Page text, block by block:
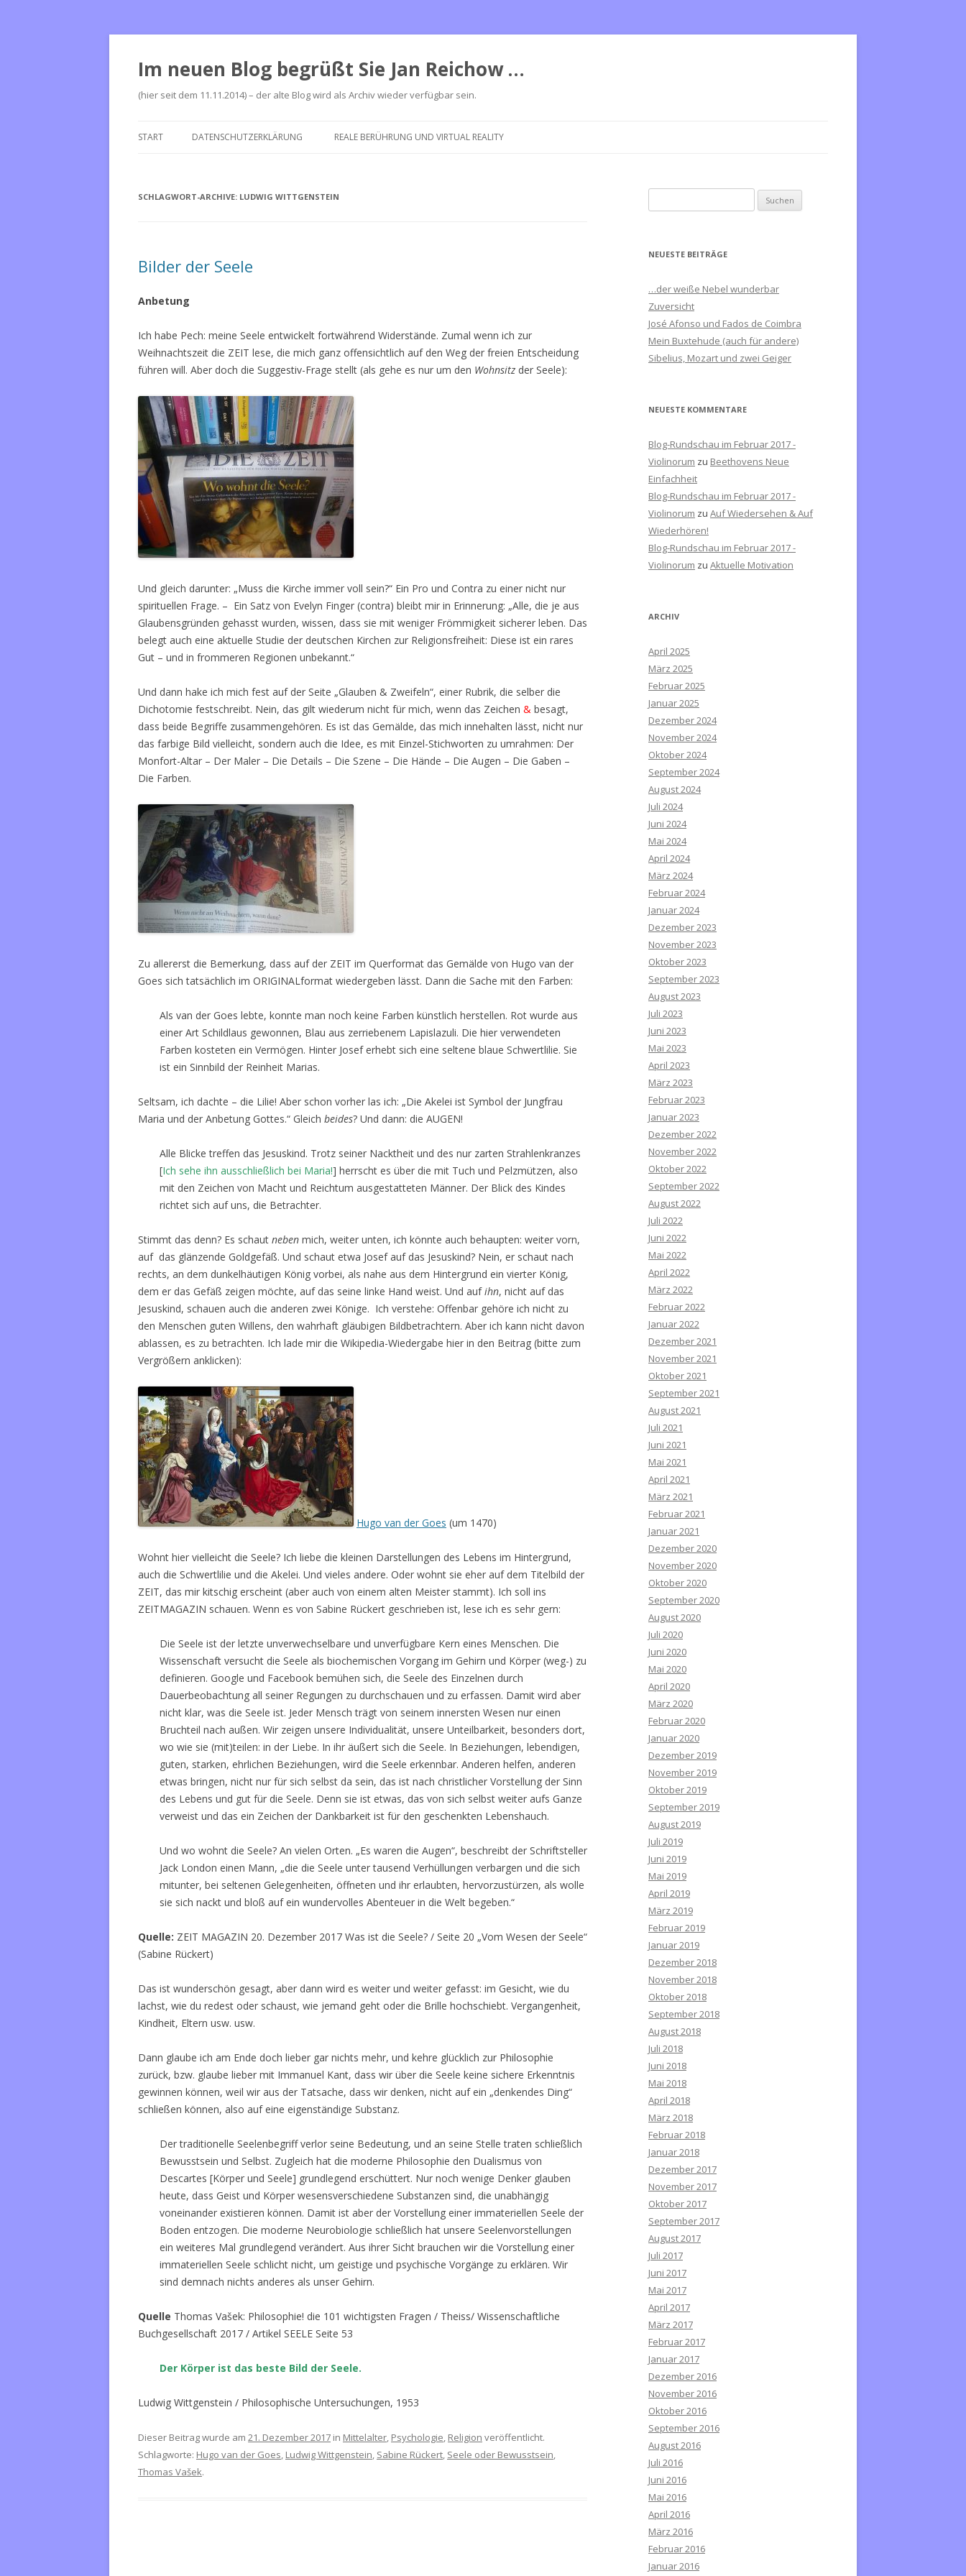
Im neuen Blog begrüßt Sie Jan Reichow …
(hier seit dem 11.11.2014) – der alte Blog wird als Archiv wieder verfügbar sein.
Inhalt
START DATENSCHUTZERKLÄRUNG REALE BERÜHRUNG UND VIRTUAL REALITY
SCHLAGWORT-ARCHIVE: LUDWIG WITTGENSTEIN
Bilder der Seele
Anbetung
Ich habe Pech: meine Seele entwickelt fortwährend Widerstände. Zumal wenn ich zur
Weihnachtszeit die ZEIT lese, die mich ganz offensichtlich auf den Weg der freien Entscheidung
führen will. Aber doch die Suggestiv-Frage stellt (als gehe es nur um den Wohnsitz der Seele):
Und gleich darunter: „Muss die Kirche immer voll sein?“ Ein Pro und Contra zu einer nicht nur
spirituellen Frage. – Ein Satz von Evelyn Finger (contra) bleibt mir in Erinnerung: „Alle, die je aus
Glaubensgründen gehasst wurden, wissen, dass sie mit weniger Frömmigkeit sicherer leben. Das
belegt auch eine aktuelle Studie der deutschen Kirchen zur Religionsfreiheit: Diese ist ein rares
Gut – und in frommeren Regionen unbekannt.“
Und dann hake ich mich fest auf der Seite „Glauben & Zweifeln“, einer Rubrik, die selber die
Dichotomie festschreibt. Nein, das gilt wiederum nicht für mich, wenn das Zeichen & besagt,
dass beide Begriffe zusammengehören. Es ist das Gemälde, das mich innehalten lässt, nicht nur
das farbige Bild vielleicht, sondern auch die Idee, es mit Einzel-Stichworten zu umrahmen: Der
Monfort-Altar – Der Maler – Die Details – Die Szene – Die Hände – Die Augen – Die Gaben –
Die Farben.
Zu allererst die Bemerkung, dass auf der ZEIT im Querformat das Gemälde von Hugo van der
Goes sich tatsächlich im ORIGINALformat wiedergeben lässt. Dann die Sache mit den Farben:
Als van der Goes lebte, konnte man noch keine Farben künstlich herstellen. Rot wurde aus
einer Art Schildlaus gewonnen, Blau aus zerriebenem Lapislazuli. Die hier verwendeten
Farben kosteten ein Vermögen. Hinter Josef erhebt sich eine seltene blaue Schwertlilie. Sie
ist ein Sinnbild der Reinheit Marias.
Seltsam, ich dachte – die Lilie! Aber schon vorher las ich: „Die Akelei ist Symbol der Jungfrau
Maria und der Anbetung Gottes.“ Gleich beides? Und dann: die AUGEN!
Alle Blicke treffen das Jesuskind. Trotz seiner Nacktheit und des nur zarten Strahlenkranzes
[Ich sehe ihn ausschließlich bei Maria!] herrscht es über die mit Tuch und Pelzmützen, also
mit den Zeichen von Macht und Reichtum ausgestatteten Männer. Der Blick des Kindes
richtet sich auf uns, die Betrachter.
Stimmt das denn? Es schaut neben mich, weiter unten, ich könnte auch behaupten: weiter vorn,
auf das glänzende Goldgefäß. Und schaut etwa Josef auf das Jesuskind? Nein, er schaut nach
rechts, an dem dunkelhäutigen König vorbei, als nahe aus dem Hintergrund ein vierter König,
dem er das Gefäß zeigen möchte, auf das seine linke Hand weist. Und aufihn, nicht auf das
Jesuskind, schauen auch die anderen zwei Könige. Ich verstehe: Offenbar gehöre ich nicht zu
den Menschen guten Willens, den wahrhaft gläubigen Bildbetrachtern. Aber ich kann nicht davon
ablassen, es zu betrachten. Ich lade mir die Wikipedia-Wiedergabe hier in den Beitrag (bitte zum
Vergrößern anklicken):
Hugo van der Goes (um 1470)
Wohnt hier vielleicht die Seele? Ich liebe die kleinen Darstellungen des Lebens im Hintergrund,
auch die Schwertlilie und die Akelei. Und vieles andere. Oder wohnt sie eher auf dem Titelbild der
ZEIT, das mir kitschig erscheint (aber auch von einem alten Meister stammt). Ich soll ins
ZEITMAGAZIN schauen. Wenn es von Sabine Rückert geschrieben ist, lese ich es sehr gern:
Die Seele ist der letzte unverwechselbare und unverfügbare Kern eines Menschen. Die
Wissenschaft versucht die Seele als biochemischen Vorgang im Gehirn und Körper (weg-) zu
definieren. Google und Facebook bemühen sich, die Seele des Einzelnen durch
Dauerbeobachtung all seiner Regungen zu durchschauen und zu erfassen. Damit wird aber
nicht klar, was die Seele ist. Jeder Mensch trägt von seinem innersten Wesen nur einen
Bruchteil nach außen. Wir zeigen unsere Individualität, unsere Unteilbarkeit, besonders dort,
wo wie sie (mit)teilen: in der Liebe. In ihr äußert sich die Seele. In Beziehungen, lebendigen,
guten, starken, ehrlichen Beziehungen, wird die Seele erkennbar. Anderen helfen, anderen
etwas bringen, nicht nur für sich selbst da sein, das ist nach christlicher Vorstellung der Sinn
des Lebens und gut für die Seele. Denn sie ist etwas, das von sich selbst weiter aufs Ganze
verweist und das ein Zeichen der Dankbarkeit ist für den geschenkten Lebenshauch.
Und wo wohnt die Seele? An vielen Orten. „Es waren die Augen“, beschreibt der Schriftsteller
Jack London einen Mann, „die die Seele unter tausend Verhüllungen verbargen und die sich
mitunter, bei seltenen Gelegenheiten, öffneten und ihr erlaubten, hervorzustürzen, als wolle
sie sich nackt und bloß auf ein wundervolles Abenteuer in die Welt begeben.“
Quelle: ZEIT MAGAZIN 20. Dezember 2017 Was ist die Seele? / Seite 20 „Vom Wesen der Seele“
(Sabine Rückert)
Das ist wunderschön gesagt, aber dann wird es weiter und weiter gefasst: im Gesicht, wie du
lachst, wie du redest oder schaust, wie jemand geht oder die Brille hochschiebt. Vergangenheit,
Kindheit, Eltern usw. usw.
Dann glaube ich am Ende doch lieber gar nichts mehr, und kehre glücklich zur Philosophie
zurück, bzw. glaube lieber mit Immanuel Kant, dass wir über die Seele keine sichere Erkenntnis
gewinnen können, weil wir aus der Tatsache, dass wir denken, nicht auf ein „denkendes Ding“
schließen können, also auf eine eigenständige Substanz.
Der traditionelle Seelenbegriff verlor seine Bedeutung, und an seine Stelle traten schließlich
Bewusstsein und Selbst. Zugleich hat die moderne Philosophie den Dualismus von
Descartes [Körper und Seele] grundlegend erschüttert. Nur noch wenige Denker glauben
heute, dass Geist und Körper wesensverschiedene Substanzen sind, die unabhängig
voneinander existieren können. Damit ist aber der Vorstellung einer immateriellen Seele der
Boden entzogen. Die moderne Neurobiologie schließlich hat unsere Seelenvorstellungen
ein weiteres Mal grundlegend verändert. Aus ihrer Sicht brauchen wir die Vorstellung einer
immateriellen Seele schlicht nicht, um geistige und psychische Vorgänge zu erklären. Wir
sind demnach nichts anderes als unser Gehirn.
Quelle Thomas Vašek: Philosophie! die 101 wichtigsten Fragen / Theiss/ Wissenschaftliche
Buchgesellschaft 2017 / Artikel SEELE Seite 53
Der Körper ist das beste Bild der Seele.
Ludwig Wittgenstein / Philosophische Untersuchungen, 1953
Dieser Beitrag wurde am 21. Dezember 2017 in Mittelalter, Psychologie, Religion veröffentlicht.
Schlagworte: Hugo van der Goes, Ludwig Wittgenstein, Sabine Rückert, Seele oder Bewusstsein,
Thomas Vašek.
u
h
n
a
c
h
NEUESTE BEITRÄGE
…der weiße Nebel wunderbar
Zuversicht
José Afonso und Fados de Coimbra
Mein Buxtehude (auch für andere)
Sibelius, Mozart und zwei Geiger
NEUESTE KOMMENTARE
Blog-Rundschau im Februar 2017 -
Violinorum zu Beethovens Neue
Einfachheit
Blog-Rundschau im Februar 2017 -
Violinorum zu Auf Wiedersehen & Auf
Wiederhören!
Blog-Rundschau im Februar 2017 -
Violinorum zu Aktuelle Motivation
ARCHIV
April 2025
März 2025
Februar 2025
Januar 2025
Dezember 2024
November 2024
Oktober 2024
September 2024
August 2024
Juli 2024
Juni 2024
Mai 2024
April 2024
März 2024
Februar 2024
Januar 2024
Dezember 2023
November 2023
Oktober 2023
September 2023
August 2023
Juli 2023
Juni 2023
Mai 2023
April 2023
März 2023
Februar 2023
Januar 2023
Dezember 2022
November 2022
Oktober 2022
September 2022
August 2022
Juli 2022
Juni 2022
Mai 2022
April 2022
März 2022
Februar 2022
Januar 2022
Dezember 2021
November 2021
Oktober 2021
September 2021
August 2021
Juli 2021
Juni 2021
Mai 2021
April 2021
März 2021
Februar 2021
Januar 2021
Dezember 2020
November 2020
Oktober 2020
September 2020
August 2020
Juli 2020
Juni 2020
Mai 2020
April 2020
März 2020
Februar 2020
Januar 2020
Dezember 2019
November 2019
Oktober 2019
September 2019
August 2019
Juli 2019
Juni 2019
Mai 2019
April 2019
März 2019
Februar 2019
Januar 2019
Dezember 2018
November 2018
Oktober 2018
September 2018
August 2018
Juli 2018
Juni 2018
Mai 2018
April 2018
März 2018
Februar 2018
Januar 2018
Dezember 2017
November 2017
Oktober 2017
September 2017
August 2017
Juli 2017
Juni 2017
Mai 2017
April 2017
März 2017
Februar 2017
Januar 2017
Dezember 2016
November 2016
Oktober 2016
September 2016
August 2016
Juli 2016
Juni 2016
Mai 2016
April 2016
März 2016
Februar 2016
Januar 2016